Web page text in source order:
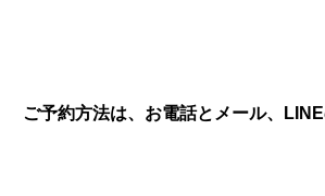
ご予約方法は、お電話とメール、LINE